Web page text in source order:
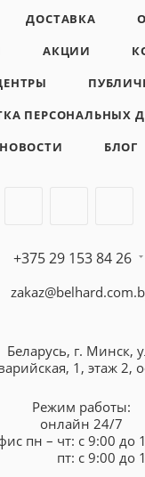
ДОСТАВКА
АКЦИИ
ПЕРСОНАЛЬНЫХ
НОВОСТИ
БЛОГ
+375 29 153 84 26
Беларусь, г. Минск,
1, этаж 2,
Режим работы:
онлайн 24/7
пн – чт: с 9:00 до
пт: с 9:00 до